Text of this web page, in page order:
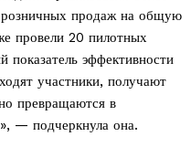
розничных продаж на общую
провели 20 пилотных
показатель эффективности
участники, получают
превращаются в
— подчеркнула она.